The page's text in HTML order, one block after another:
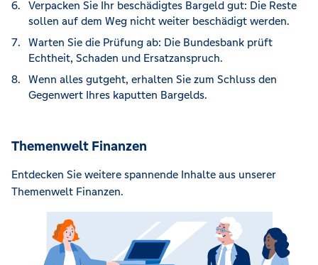
Verpacken Sie Ihr beschädigtes Bargeld gut: Die Reste
sollen auf dem Weg nicht weiter beschädigt werden.
Warten Sie die Prüfung ab: Die Bundesbank prüft
Echtheit, Schaden und Ersatzanspruch.
Wenn alles gutgeht, erhalten Sie zum Schluss den
Gegenwert Ihres kaputten Bargelds.
Themenwelt Finanzen
Entdecken Sie weitere spannende Inhalte aus unserer
Themenwelt Finanzen.